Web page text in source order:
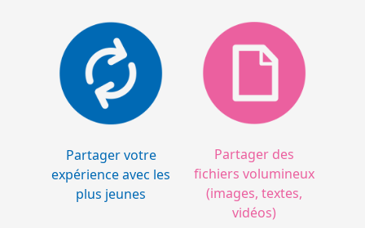
Partager votre
expérience avec les
plus jeunes
Partager des
fichiers volumineux
(images, textes,
vidéos)